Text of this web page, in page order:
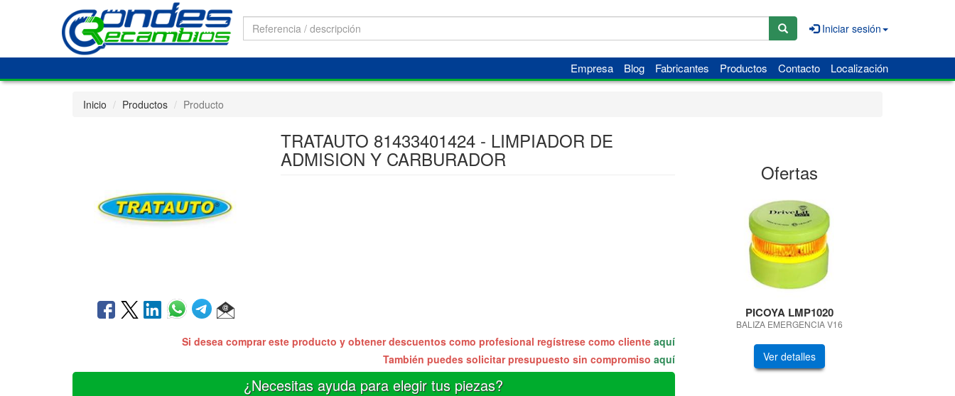
Iniciar sesión
Empresa Blog Fabricantes Productos Contacto Localización
Inicio Productos Producto
TRATAUTO 81433401424 - LIMPIADOR DE
ADMISION Y CARBURADOR
Si desea comprar este producto y obtener descuentos como profesional regístrese como cliente aquí
También puedes solicitar presupuesto sin compromiso aquí
¿Necesitas ayuda para elegir tus piezas?
Ofertas
PICOYA LMP1020
BALIZA EMERGENCIA V16
Ver detalles